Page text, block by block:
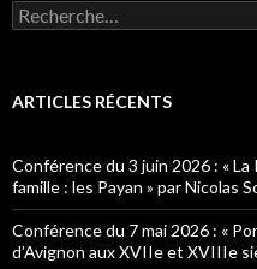
R
e
e
h
e
r
:
ARTICLES RÉCENTS
Conférence du 3 juin 2026 : «
famille : les Payan » par Nicolas
Conférence du 7 mai 2026 : «
d’Avignon aux XVIIe et XVIIIe